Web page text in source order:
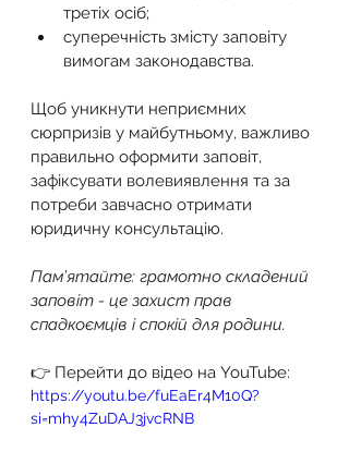
третіх осіб;
суперечність змісту заповіту
вимогам законодавства.
Щоб уникнути неприємних
сюрпризів у майбутньому, важливо
правильно оформити заповіт,
зафіксувати волевиявлення та за
потреби завчасно отримати
юридичну консультацію.
Пам’ятайте: грамотно складений
заповіт - це захист прав
спадкоємців і спокій для родини.
👉 Перейти до відео на YouTube:
https://youtu.be/fuEaEr4M10Q?
si=mhy4ZuDAJ3jvcRNB